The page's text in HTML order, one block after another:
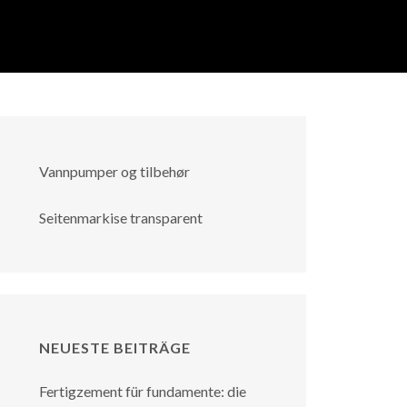
Vannpumper og tilbehør
Seitenmarkise transparent
NEUESTE BEITRÄGE
Fertigzement für fundamente: die